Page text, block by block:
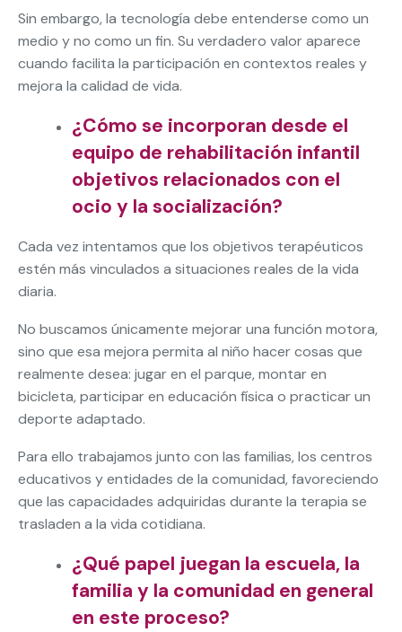
Sin embargo, la tecnología debe entenderse como un
medio y no como un fin. Su verdadero valor aparece
cuando facilita la participación en contextos reales y
mejora la calidad de vida.
¿Cómo se incorporan desde el
equipo de rehabilitación infantil
objetivos relacionados con el
ocio y la socialización?
Cada vez intentamos que los objetivos terapéuticos
estén más vinculados a situaciones reales de la vida
diaria.
No buscamos únicamente mejorar una función motora,
sino que esa mejora permita al niño hacer cosas que
realmente desea: jugar en el parque, montar en
bicicleta, participar en educación física o practicar un
deporte adaptado.
Para ello trabajamos junto con las familias, los centros
educativos y entidades de la comunidad, favoreciendo
que las capacidades adquiridas durante la terapia se
trasladen a la vida cotidiana.
¿Qué papel juegan la escuela, la
familia y la comunidad en general
en este proceso?